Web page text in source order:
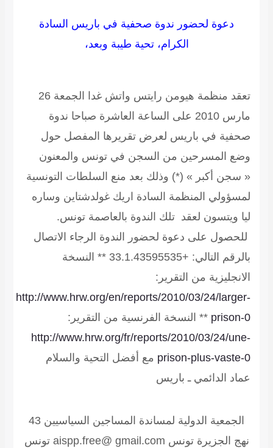
دعوة لحضور ندوة صحفية في باريس السادة
الكرام، تحية طيبة وبعد،
تعقد منظمة هيومن رايتس واتش غدا الجمعة 26
مارس 2010 على الساعة العاشرة صباحا ندوة
صحفية في باريس لعرض تقريرها المفصل حول
وضع المسرحين من السجن في تونس والمعنون
« سجن أكبر » (*) وذلك بعد منع السلطات التونسية
لمسؤولي المنظمة السادة اريك غولدشتاين وساره
ليا ويتسون لعقد تلك الندوة بالعاصمة تونس.
للحصول على دعوة لحضور الندوة الرجاء الاتصال
بالرقم التالي: +33.1.43595535 ** النسخة
الانجليزية من التقرير:
http://www.hrw.org/en/reports/2010/03/24/larger-
prison-0 ** النسخة الفرنسية من التقرير:
http://www.hrw.org/fr/reports/2010/03/24/une-
prison-plus-vaste-0 مع أفضل التحية والسلام
عماد الدائمي ـ باريس
الجمعية الدولية لمساندة المساجين السياسيين 43
نهج الجزيرة تونس aispp.free@ gmail.com تونس